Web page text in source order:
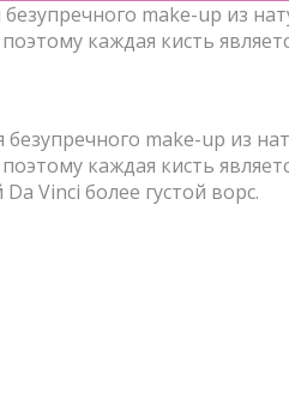
make-up из
каждая кисть
make-up из
каждая кисть
Vinci более густой ворс.